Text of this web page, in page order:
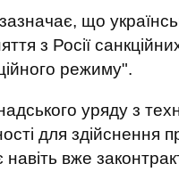
що
з Росії
режиму".
уряду з
для здійснення
вже